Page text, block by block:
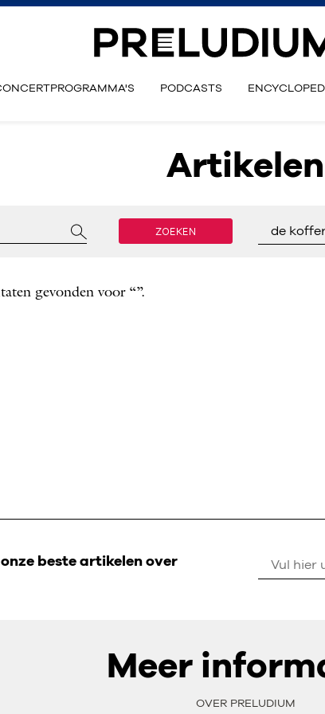
PODCASTS
Artikelen
ZOEKEN de
gevonden voor “”.
beste artikelen over
Meer
OVER PRELUDIUM